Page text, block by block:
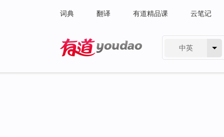
词典 翻译 有道精品课 云笔记
中英